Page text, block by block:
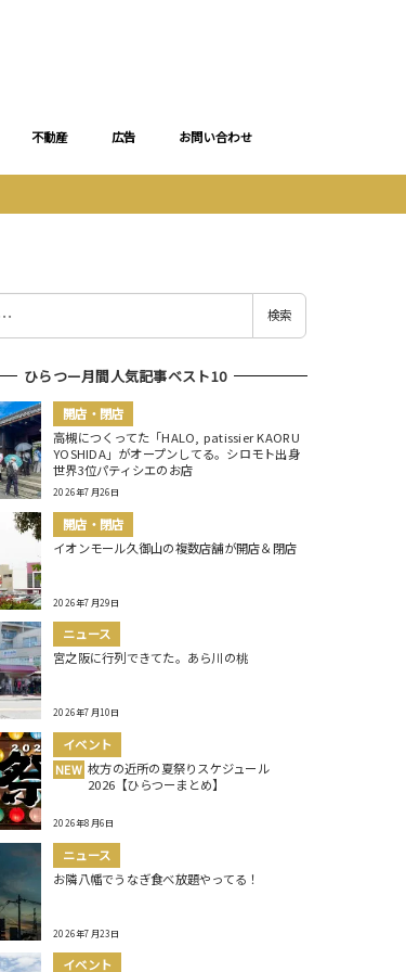
不動産 広告 お問い合わせ
検索
ひらつー月間人気記事ベスト10
開店・閉店
高槻につくってた「HALO, patissier KAORU
YOSHIDA」がオープンしてる。シロモト出身
世界3位パティシエのお店
2026年7月26日
開店・閉店
イオンモール久御山の複数店舗が開店＆閉店
2026年7月29日
ニュース
宮之阪に行列できてた。あら川の桃
2026年7月10日
イベント
NEW 枚方の近所の夏祭りスケジュール
2026【ひらつーまとめ】
2026年8月6日
ニュース
お隣八幡でうなぎ食べ放題やってる！
2026年7月23日
イベント